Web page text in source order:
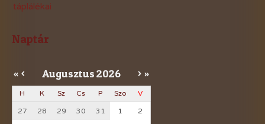
táplálékai
Naptár
« < Augusztus2026 > »
H K Sz Cs P Szo V
27 28 29 30 31 1 2